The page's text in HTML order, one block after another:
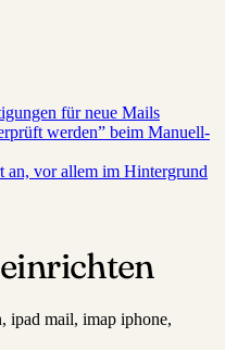
für neue Mails
werden” beim Manuell-
an, vor allem im Hintergrund
ipad mail, imap iphone,